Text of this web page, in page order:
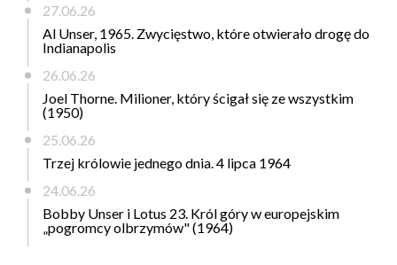
27.06.26
Al Unser, 1965. Zwycięstwo, które otwierało drogę do
Indianapolis
26.06.26
Joel Thorne. Milioner, który ścigał się ze wszystkim
(1950)
25.06.26
Trzej królowie jednego dnia. 4 lipca 1964
24.06.26
Bobby Unser i Lotus 23. Król góry w europejskim
„pogromcy olbrzymów" (1964)